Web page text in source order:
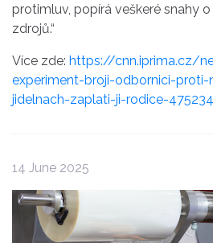
protimluv, popírá veškeré snahy
zdrojů.“
Více zde: https://cnn.iprima.cz/
experiment-broji-odbornici-
jidelnach-zaplati-ji-rodice-475234
14 June 2025